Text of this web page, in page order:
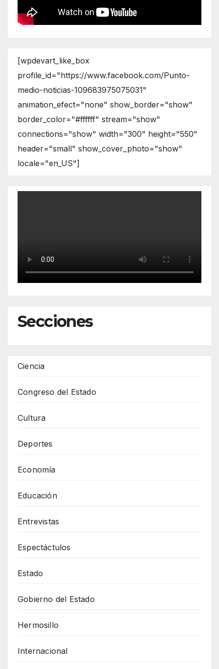
[wpdevart_like_box
profile_id="https://www.facebook.com/Punto-
medio-noticias-109683975075031"
animation_efect="none" show_border="show"
border_color="#ffffff" stream="show"
connections="show" width="300" height="550"
header="small" show_cover_photo="show"
locale="en_US"]
Secciones
Ciencia
Congreso del Estado
Cultura
Deportes
Economía
Educación
Entrevistas
Espectáctulos
Estado
Gobierno del Estado
Hermosillo
Internacional